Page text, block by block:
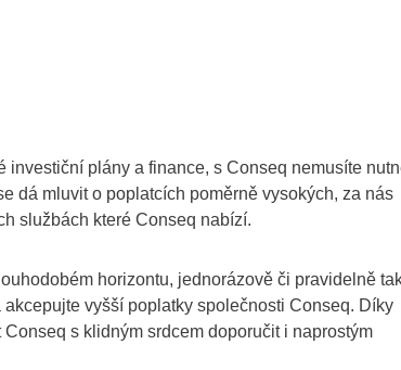
investiční plány a finance, s Conseq nemusíte
dá mluvit o poplatcích poměrně vysokých, za nás
službách které Conseq nabízí.
horizontu, jednorázově či pravidelně
vyšší poplatky společnosti Conseq. Díky
s klidným srdcem doporučit i naprostým